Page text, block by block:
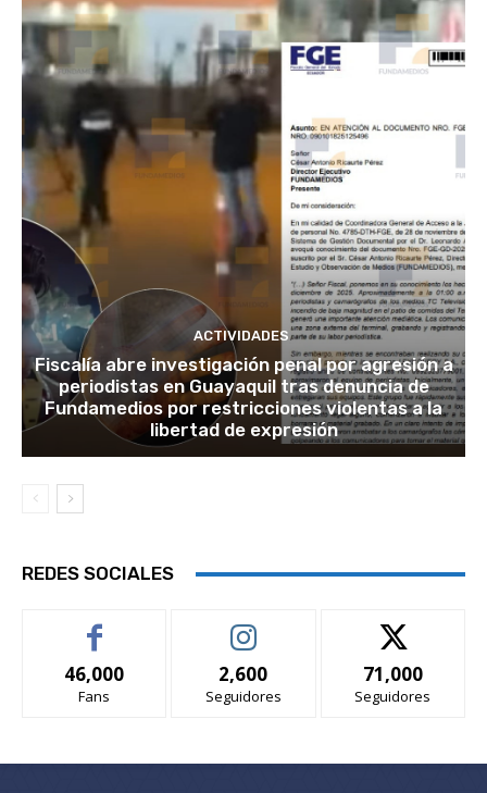
ACTIVIDADES
Fiscalía abre investigación penal por agresión a
periodistas en Guayaquil tras denuncia de
Fundamedios por restricciones violentas a la
libertad de expresión
REDES SOCIALES
46,000
Fans
2,600
Seguidores
71,000
Seguidores